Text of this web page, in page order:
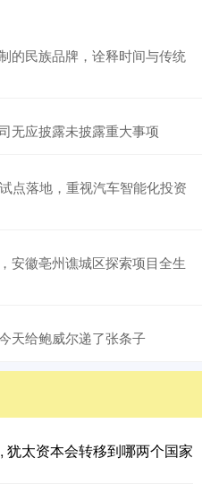
民族品牌，诠释时间与传统
无应披露未披露重大事项
点落地，重视汽车智能化投资
安徽亳州谯城区探索项目全生
天给鲍威尔递了张条子
太资本会转移到哪两个国家